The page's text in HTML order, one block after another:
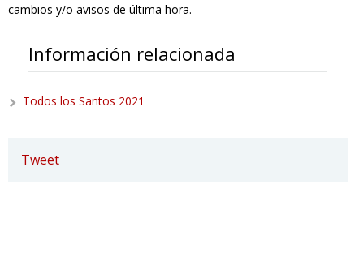
cambios y/o avisos de última hora.
Información relacionada
Todos los Santos 2021
Tweet